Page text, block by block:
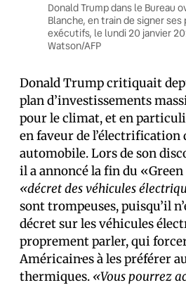
Donald Trump dans le Bureau
Blanche, en train de signer
exécutifs, le lundi 20 janvier
Watson/AFP
Donald Trump critiquait
plan d’investissements
pour le climat, et en
en faveur de l’électrification
automobile. Lors de son
il a annoncé la fin du
«décret des véhicules
sont trompeuses, puisqu’il
décret sur les véhicules
proprement parler, qui
Américain·es à les préférer
thermiques. «Vous pourrez